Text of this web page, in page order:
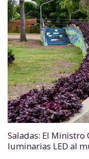
Saladas: El
luminarias LED al